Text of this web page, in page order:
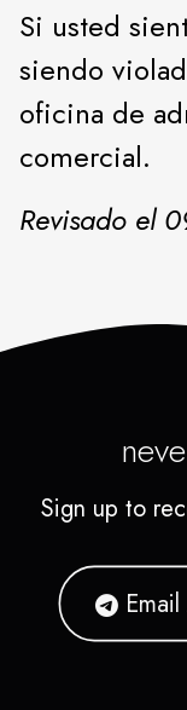
Si usted
siendo
oficina de
comercial.
Revisado el
Sign up to